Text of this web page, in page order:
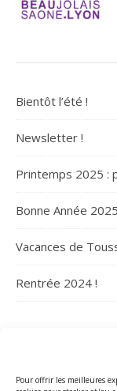
Pour offrir les meilleures
Bientôt l’été !
Newsletter !
Printemps 2025 :
Bonne Année
Vacances de
Rentrée 2024 !
Archives